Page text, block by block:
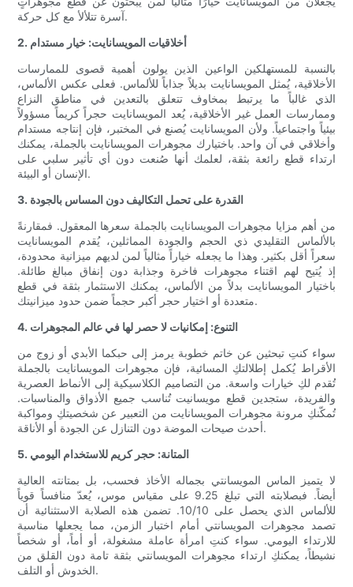
آسرة تتلألأ مع كل حركة.
2. أخلاقيات المويسانايت: خيار مستدام
بالنسبة للمستهلكين الواعين الذين يولون أهمية قصوى للممارسات
الأخلاقية، يُمثل المويسانايت بديلاً جذاباً للألماس. فعلى عكس الألماس،
الذي غالباً ما يرتبط بمخاوف تتعلق بالتعدين في مناطق النزاع
وممارسات العمل غير الأخلاقية، يُعد المويسانايت حجراً كريماً مسؤولاً
بيئياً واجتماعياً. ولأن المويسانايت يُصنع في المختبر، فإن إنتاجه مستدام
وأخلاقي في آن واحد. باختيارك مجوهرات المويسانايت بالجملة، يمكنك
ارتداء قطع رائعة بثقة، لعلمك أنها صُنعت دون أي تأثير سلبي على
الإنسان أو البيئة.
3. القدرة على تحمل التكاليف دون المساس بالجودة
من أهم مزايا مجوهرات المويسانايت بالجملة سعرها المعقول. فمقارنةً
بالألماس التقليدي ذي الحجم والجودة المماثلين، يُقدم المويسانايت
سعراً أقل بكثير. وهذا ما يجعله خياراً مثالياً لمن لديهم ميزانية محدودة،
إذ يُتيح لهم اقتناء مجوهرات فاخرة وجذابة دون إنفاق مبالغ طائلة.
باختيار المويسانايت بدلاً من الألماس، يمكنك الاستثمار بثقة في قطع
متعددة أو اختيار حجر أكبر حجماً ضمن حدود ميزانيتك.
4. التنوع: إمكانيات لا حصر لها في عالم المجوهرات
سواء كنتِ تبحثين عن خاتم خطوبة يرمز إلى حبكما الأبدي أو زوج من
الأقراط يُكمل إطلالتكِ المسائية، فإن مجوهرات المويسانايت بالجملة
تُقدم لكِ خيارات واسعة. من التصاميم الكلاسيكية إلى الأنماط العصرية
والفريدة، ستجدين قطع مويسانيت تُناسب جميع الأذواق والمناسبات.
تُمكّنكِ مرونة مجوهرات المويسانايت من التعبير عن شخصيتكِ ومواكبة
أحدث صيحات الموضة دون التنازل عن الجودة أو الأناقة.
5. المتانة: حجر كريم للاستخدام اليومي
لا يتميز الماس المويسانتي بجماله الأخاذ فحسب، بل بمتانته العالية
أيضاً. فبصلابته التي تبلغ 9.25 على مقياس موس، يُعدّ منافساً قوياً
للألماس الذي يحصل على 10/10. تضمن هذه الصلابة الاستثنائية أن
تصمد مجوهرات المويسانتي أمام اختبار الزمن، مما يجعلها مناسبة
للارتداء اليومي. سواء كنتِ امرأة عاملة مشغولة، أو أماً، أو شخصاً
نشيطاً، يمكنكِ ارتداء مجوهرات المويسانتي بثقة تامة دون القلق من
الخدوش أو التلف.